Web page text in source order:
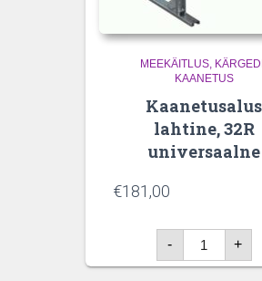
MEEKÄITLUS
KAANETUS
Kaanetusalus
lahtine, 32R
universaalne
€181,00
-
Kaanetusalus
lahtine,
32R
universaalne
+